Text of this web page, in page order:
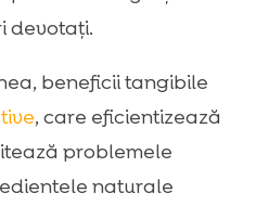
devotați.
beneficii tangibile
, care eficientizează
problemele
naturale